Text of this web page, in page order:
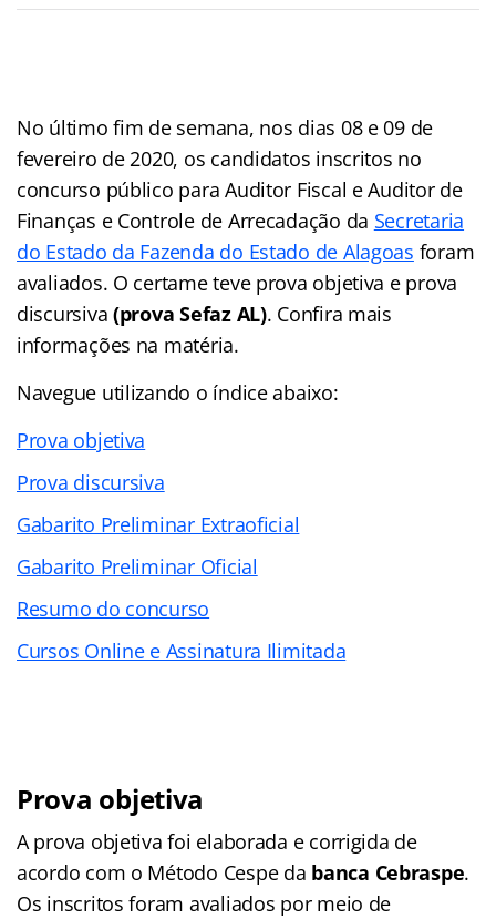
No último fim de semana, nos dias 08 e 09 de
fevereiro de 2020, os candidatos inscritos no
concurso público para Auditor Fiscal e Auditor de
Finanças e Controle de Arrecadação da Secretaria
do Estado da Fazenda do Estado de Alagoas foram
avaliados. O certame teve prova objetiva e prova
discursiva(prova Sefaz AL). Confira mais
informações na matéria.
Navegue utilizando o índice abaixo:
Prova objetiva
Prova discursiva
Gabarito Preliminar Extraoficial
Gabarito Preliminar Oficial
Resumo do concurso
Cursos Online e Assinatura Ilimitada
Prova objetiva
A prova objetiva foi elaborada e corrigida de
acordo com o Método Cespe da banca Cebraspe.
Os inscritos foram avaliados por meio de